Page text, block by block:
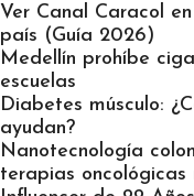
Ver Canal Caracol
país (Guía 2026)
Medellín prohíbe
escuelas
Diabetes músculo:
ayudan?
Nanotecnología
terapias oncológicas